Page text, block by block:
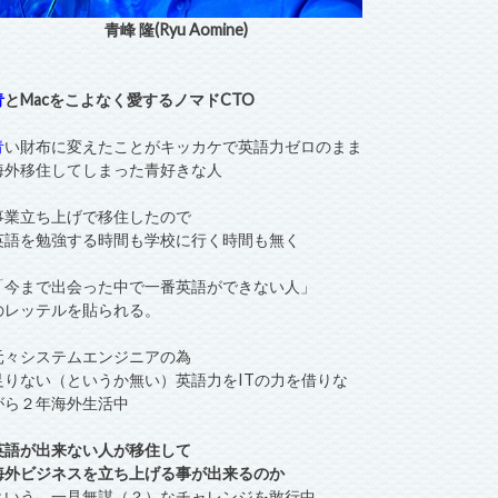
青峰 隆(Ryu Aomine)
とMacをこよなく愛するノマドCTO
い財布に変えたことがキッカケで英語力ゼロのまま
外移住してしまった青好きな人
業立ち上げで移住したので
語を勉強する時間も学校に行く時間も無く
今まで出会った中で一番英語ができない人」
レッテルを貼られる。
々システムエンジニアの為
りない（というか無い）英語力をITの力を借りな
ら２年海外生活中
語が出来ない人が移住して
外ビジネスを立ち上げる事が出来るのか